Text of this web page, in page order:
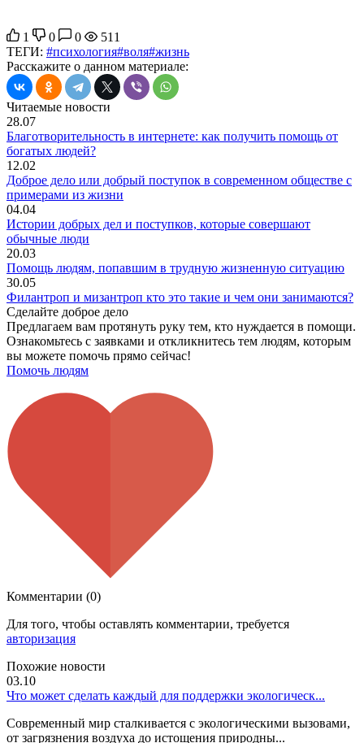
1 0 0
511
ТЕГИ: #психология#воля#жизнь
Расскажите о данном материале:
Читаемые новости
28.07
Благотворительность в интернете: как получить помощь от
богатых людей?
12.02
Доброе дело или добрый поступок в современном обществе с
примерами из жизни
04.04
Истории добрых дел и поступков, которые совершают
обычные люди
20.03
Помощь людям, попавшим в трудную жизненную ситуацию
30.05
Филантроп и мизантроп кто это такие и чем они занимаются?
Сделайте доброе дело
Предлагаем вам протянуть руку тем, кто нуждается в помощи.
Ознакомьтесь с заявками и откликнитесь тем людям, которым
вы можете помочь прямо сейчас!
Помочь людям
Комментарии (0)
Для того, чтобы оставлять комментарии, требуется
авторизация
Похожие новости
03.10
Что может сделать каждый для поддержки экологическ...
Современный мир сталкивается с экологическими вызовами,
от загрязнения воздуха до истощения природны...